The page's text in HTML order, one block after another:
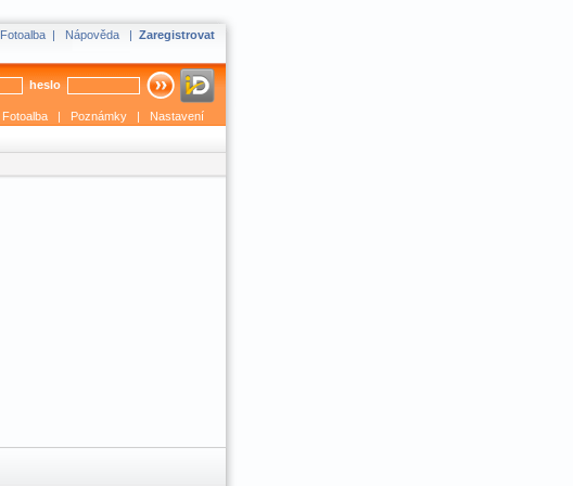
Fotoalba | Nápověda | Zaregistrovat
heslo
Fotoalba | Poznámky | Nastavení